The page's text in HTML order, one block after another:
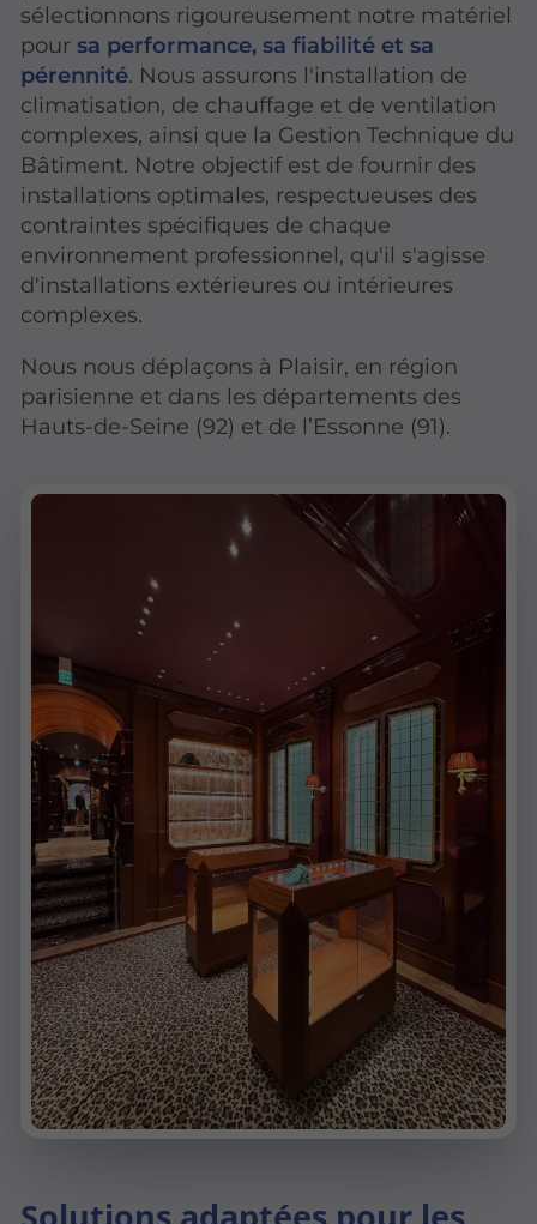
sélectionnons rigoureusement notre matériel
pour sa performance, sa fiabilité et sa
pérennité. Nous assurons l'installation de
climatisation, de chauffage et de ventilation
complexes, ainsi que la Gestion Technique du
Bâtiment. Notre objectif est de fournir des
installations optimales, respectueuses des
contraintes spécifiques de chaque
environnement professionnel, qu'il s'agisse
d'installations extérieures ou intérieures
complexes.
Nous nous déplaçons à Plaisir, en région
parisienne et dans les départements des
Hauts-de-Seine (92) et de l’Essonne (91).